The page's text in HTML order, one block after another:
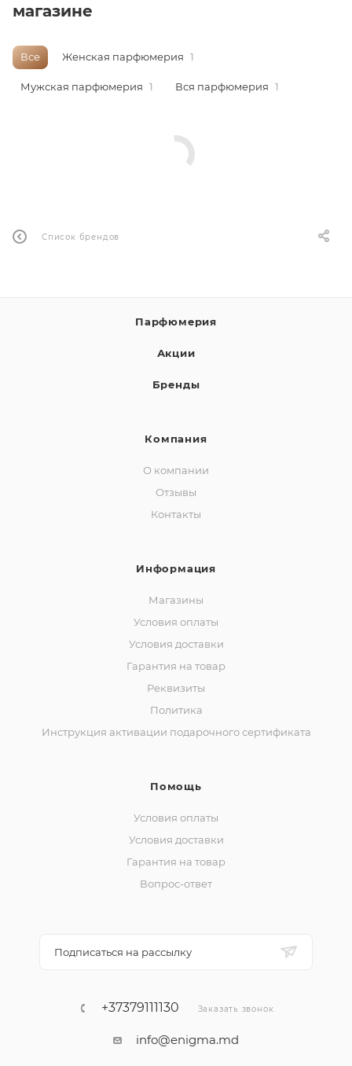
магазине
Все Женская парфюмерия 1
Мужская парфюмерия 1 Вся парфюмерия 1
Список брендов
Парфюмерия
Акции
Бренды
Компания
О компании
Отзывы
Контакты
Информация
Магазины
Условия оплаты
Условия доставки
Гарантия на товар
Реквизиты
Политика
Инструкция активации подарочного сертификата
Помощь
Условия оплаты
Условия доставки
Гарантия на товар
Вопрос-ответ
Подписаться на рассылку
+37379111130 Заказать звонок
info@enigma.md